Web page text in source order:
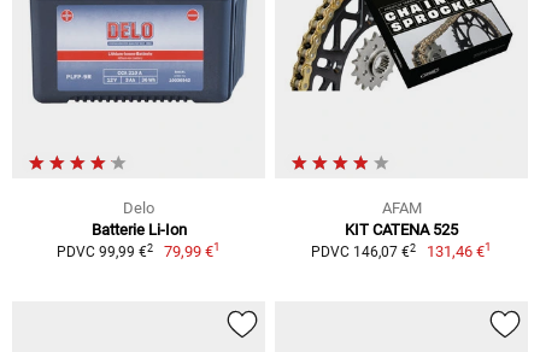
Delo
Batterie Li-Ion
PDVC 99,99 €2 79,99 €1
AFAM
KIT CATENA 525
PDVC 146,07 €2 131,46 €1